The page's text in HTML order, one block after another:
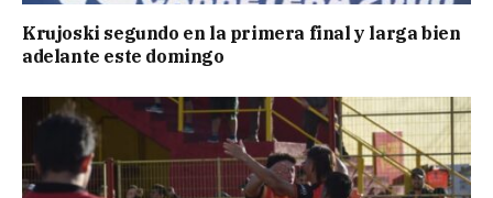
Krujoski segundo en la primera final y larga bien
adelante este domingo